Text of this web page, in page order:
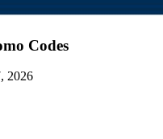
Codes
2026